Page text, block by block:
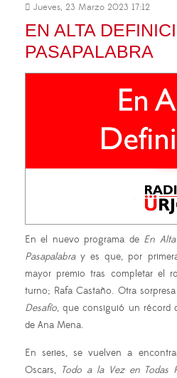
Jueves, 23 Marzo 2023 17:12
EN ALTA
PASAPALABRA
En el nuevo programa de En
Pasapalabray es que, por
mayor premio tras completar el
turno; Rafa Castaño. Otra
Desafío, que consiguió un récord
de Ana Mena.
En series, se vuelven a
Oscars, Todo a la Vez en Todas